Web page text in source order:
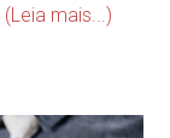
(Leia mais...)